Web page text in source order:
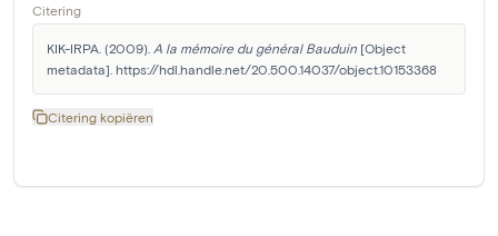
Citering
KIK-IRPA. (2009). A la mémoire du général Bauduin [Object
metadata]. https://hdl.handle.net/20.500.14037/object.10153368
Citering kopiëren